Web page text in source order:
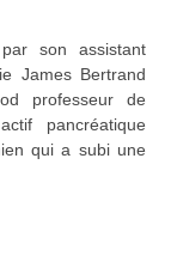
son assistant
James Bertrand
professeur de
pancréatique
qui a subi une